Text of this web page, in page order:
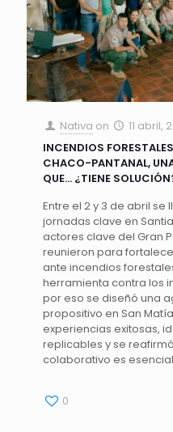
Nativa on
11 abril,
INCENDIOS
CHACO-PANTANAL,
QUE… ¿TIENE
Entre el 2 y 3 de abril
jornadas clave en
actores clave del Gran
reunieron para
ante incendios
herramienta contra los
por eso se diseñó una
propositivo en San
experiencias exitosas,
replicables y se
colaborativo es
0